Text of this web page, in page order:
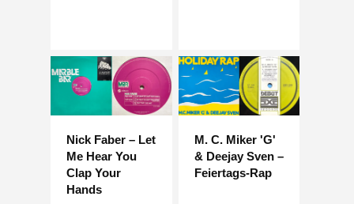
Nick Faber – Let
Me Hear You
Clap Your
Hands
M. C. Miker 'G'
& Deejay Sven –
Feiertags-Rap